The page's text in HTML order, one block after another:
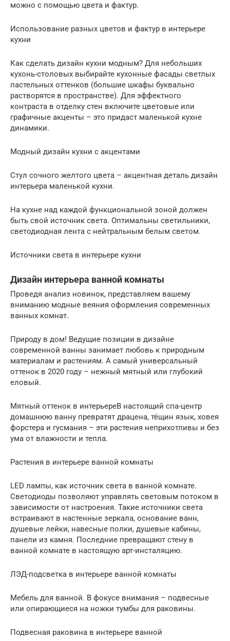
можно с помощью цвета и фактур.
Использование разных цветов и фактур в интерьере
кухни
Как сделать дизайн кухни модным? Для небольших
кухонь-столовых выбирайте кухонные фасады светлых
пастельных оттенков (большие шкафы буквально
растворятся в пространстве). Для эффектного
контраста в отделку стен включите цветовые или
графичные акценты – это придаст маленькой кухне
динамики.
Модный дизайн кухни с акцентами
Стул сочного желтого цвета – акцентная деталь дизайн
интерьера маленькой кухни.
На кухне над каждой функциональной зоной должен
быть свой источник света. Оптимальны светильники,
светодиодная лента с нейтральным белым светом.
Источники света в интерьере кухни
Дизайн интерьера ванной комнаты
Проведя анализ новинок, представляем вашему
вниманию модные веяния оформления современных
ванных комнат.
Природу в дом! Ведущие позиции в дизайне
современной ванны занимает любовь к природным
материалам и растениям. А самый универсальный
оттенок в 2020 году – нежный мятный или глубокий
еловый.
Мятный оттенок в интерьереВ настоящий спа-центр
домашнюю ванну превратят драцена, тёщин язык, ховея
форстера и гусмания – эти растения неприхотливы и без
ума от влажности и тепла.
Растения в интерьере ванной комнаты
LED лампы, как источник света в ванной комнате.
Светодиоды позволяют управлять световым потоком в
зависимости от настроения. Такие источники света
встраивают в настенные зеркала, основание ванн,
душевые лейки, навесные полки, душевые кабины,
панели из камня. Последние превращают стену в
ванной комнате в настоящую арт-инсталяцию.
ЛЭД-подсветка в интерьере ванной комнаты
Мебель для ванной. В фокусе внимания – подвесные
или опирающиеся на ножки тумбы для раковины.
Подвесная раковина в интерьере ванной